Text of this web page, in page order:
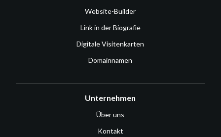
Website-Builder
Link in der Biografie
Digitale Visitenkarten
Domainnamen
Unternehmen
Über uns
Kontakt